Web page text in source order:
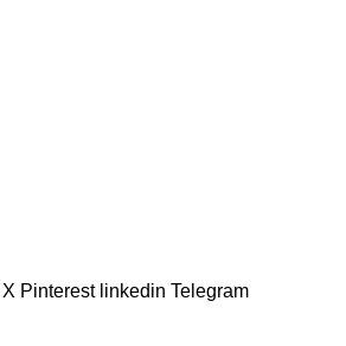
X Pinterest linkedin Telegram